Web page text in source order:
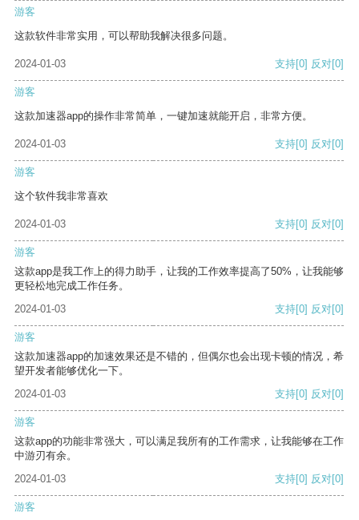
游客
这款软件非常实用，可以帮助我解决很多问题。
2024-01-03 支持[0] 反对[0]
游客
这款加速器app的操作非常简单，一键加速就能开启，非常方便。
2024-01-03 支持[0] 反对[0]
游客
这个软件我非常喜欢
2024-01-03 支持[0] 反对[0]
游客
这款app是我工作上的得力助手，让我的工作效率提高了50%，让我能够
更轻松地完成工作任务。
2024-01-03
支持[0] 反对[0]
游客
这款加速器app的加速效果还是不错的，但偶尔也会出现卡顿的情况，希
望开发者能够优化一下。
2024-01-03
支持[0] 反对[0]
游客
这款app的功能非常强大，可以满足我所有的工作需求，让我能够在工作
中游刃有余。
2024-01-03
支持[0] 反对[0]
游客